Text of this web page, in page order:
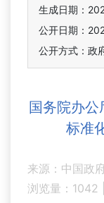
生成日期：
公开日期：
公开方式：政
国务院办
标准
来源：中国政
浏览量： 1042